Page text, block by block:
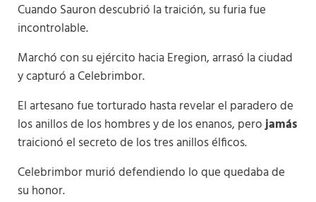
Cuando Sauron descubrió la traición, su furia fue
incontrolable.
Marchó con su ejército hacia Eregion, arrasó la ciudad
y capturó a Celebrimbor.
El artesano fue torturado hasta revelar el paradero de
los anillos de los hombres y de los enanos, perojamás
traicionó el secreto de los tres anillos élficos.
Celebrimbor murió defendiendo lo que quedaba de
su honor.